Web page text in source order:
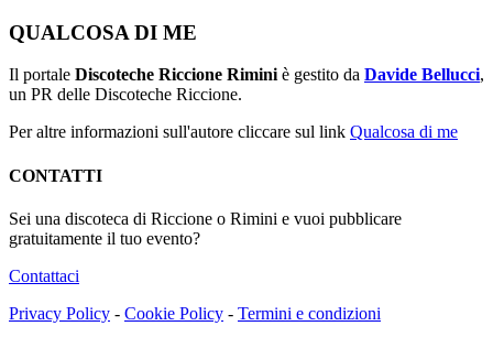
QUALCOSA DI ME
Il portale Discoteche Riccione Rimini è gestito da Davide Bellucci,
un PR delle Discoteche Riccione.
Per altre informazioni sull'autore cliccare sul link Qualcosa di me
CONTATTI
Sei una discoteca di Riccione o Rimini e vuoi pubblicare
gratuitamente il tuo evento?
Contattaci
Privacy Policy - Cookie Policy - Termini e condizioni